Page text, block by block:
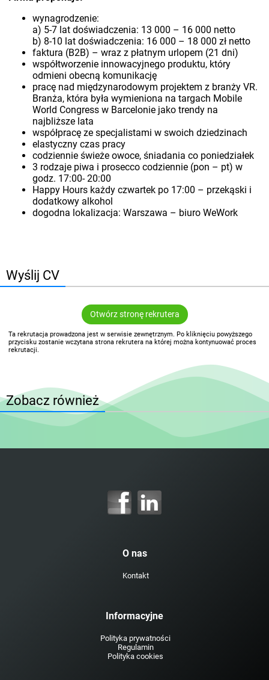
wynagrodzenie:
a) 5-7 lat doświadczenia: 13 000 – 16 000 netto
b) 8-10 lat doświadczenia: 16 000 – 18 000 zł netto
faktura (B2B) – wraz z płatnym urlopem (21 dni)
współtworzenie innowacyjnego produktu, który
odmieni obecną komunikację
pracę nad międzynarodowym projektem z branży VR.
Branża, która była wymieniona na targach Mobile
World Congress w Barcelonie jako trendy na
najbliższe lata
współpracę ze specjalistami w swoich dziedzinach
elastyczny czas pracy
codziennie świeże owoce, śniadania co poniedziałek
3 rodzaje piwa i prosecco codziennie (pon – pt) w
godz. 17:00- 20:00
Happy Hours każdy czwartek po 17:00 – przekąski i
dodatkowy alkohol
dogodna lokalizacja: Warszawa – biuro WeWork
Wyślij CV
Otwórz stronę rekrutera
Ta rekrutacja prowadzona jest w serwisie zewnętrznym. Po kliknięciu powyższego
przycisku zostanie wczytana strona rekrutera na której można kontynuować proces
rekrutacji.
Zobacz również
O nas
Kontakt
Informacyjne
Polityka prywatności
Regulamin
Polityka cookies